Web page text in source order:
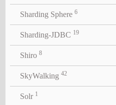
Sharding Sphere 6
Sharding-JDBC 19
Shiro 8
SkyWalking 42
Solr 1